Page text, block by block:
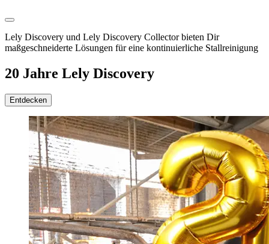
Lely Discovery und Lely Discovery Collector bieten Dir
maßgeschneiderte Lösungen für eine kontinuierliche Stallreinigung
20 Jahre Lely Discovery
Entdecken